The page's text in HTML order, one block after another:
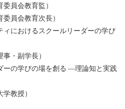
会教育監）
会教育次長）
におけるスクールリーダーの学び
副学長）
の学びの場を創る ―理論知と実践
教授）